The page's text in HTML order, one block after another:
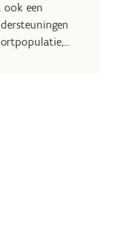
ook een